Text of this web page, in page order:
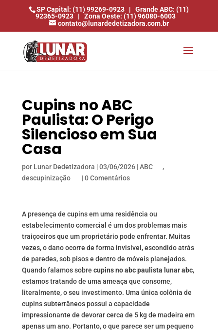
SP Capital: (11) 99269-0923 |Grande ABC: (11)
92365-0923|Zona Oeste: (11) 96080-6003
contato@lunardedetizadora.com.br
Cupins no ABC
Paulista: O Perigo
Silencioso em Sua
Casa
por Lunar Dedetizadora |03/06/2026|ABC
,
descupinização
|0 Comentários
A presença de cupins em uma residência ou
estabelecimento comercial é um dos problemas mais
traiçoeiros que um proprietário pode enfrentar. Muitas
vezes, o dano ocorre de forma invisível, escondido atrás
de paredes, sob pisos e dentro de móveis planejados.
Quando falamos sobre cupins no abc paulista lunar abc,
estamos tratando de uma ameaça que consome,
literalmente, o seu investimento. Uma única colônia de
cupins subterrâneos possui a capacidade
impressionante de devorar cerca de 5 kg de madeira em
apenas um ano. Portanto, o que parece ser um pequeno